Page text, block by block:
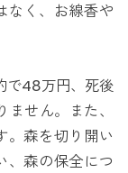
なく、お線香や
で48万円、死後
せん。また、
。森を切り開い
、森の保全につ